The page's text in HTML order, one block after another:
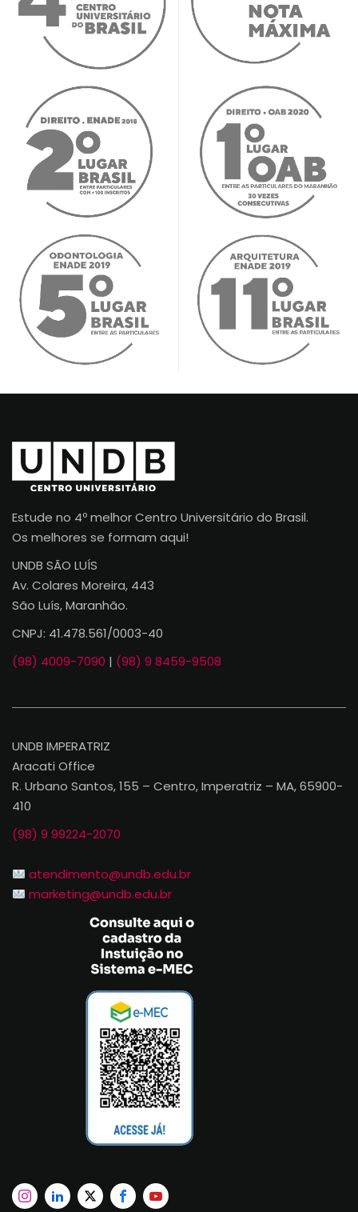
Estude no 4º melhor Centro Universitário do Brasil.
Os melhores se formam aqui!
UNDB SÃO LUÍS
Av. Colares Moreira, 443
São Luís, Maranhão.
CNPJ: 41.478.561/0003-40
(98) 4009-7090 | (98) 9 8459-9508
UNDB IMPERATRIZ
Aracati Office
R. Urbano Santos, 155 – Centro, Imperatriz – MA, 65900-
410
(98) 9 99224-2070
atendimento@undb.edu.br
marketing@undb.edu.br